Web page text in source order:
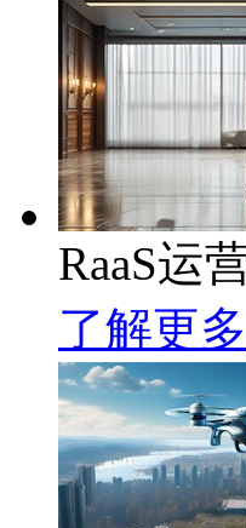
RaaS运
了解更多